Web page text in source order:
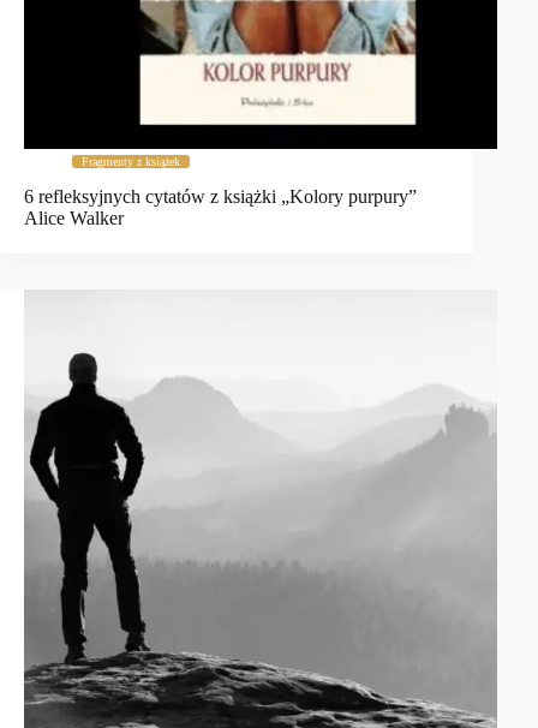
Fragmenty z książek
6 refleksyjnych cytatów z książki „Kolory purpury”
Alice Walker